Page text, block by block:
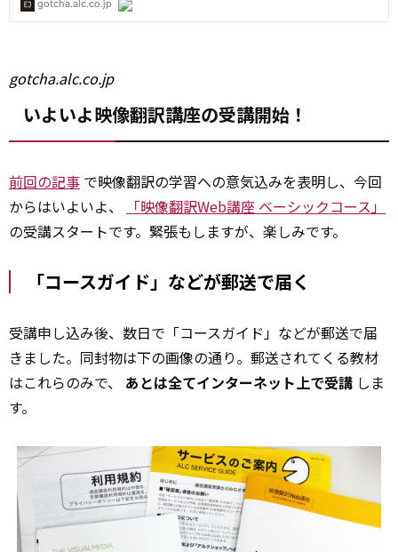
gotcha.alc.co.jp
いよいよ映像翻訳講座の受講開始！
前回の記事 で映像翻訳の学習への意気込みを表明し、今回
からはいよいよ、
「映像翻訳Web講座 ベーシックコース」
の受講スタートです。緊張もしますが、楽しみです。
「コースガイド」などが郵送で届く
受講申し込み後、数日で「コースガイド」などが郵送で届
きました。同封物は下の画像の通り。郵送されてくる教材
はこれらのみで、 あとは全てインターネット上で受講 しま
す。